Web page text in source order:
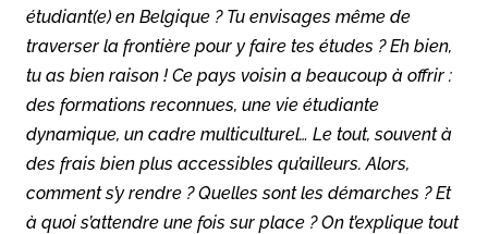
étudiant(e) en Belgique ? Tu envisages même de
traverser la frontière pour y faire tes études ? Eh bien,
tu as bien raison ! Ce pays voisin a beaucoup à offrir :
des formations reconnues, une vie étudiante
dynamique, un cadre multiculturel… Le tout, souvent à
des frais bien plus accessibles qu’ailleurs. Alors,
comment s’y rendre ? Quelles sont les démarches ? Et
à quoi s’attendre une fois sur place ? On t’explique tout